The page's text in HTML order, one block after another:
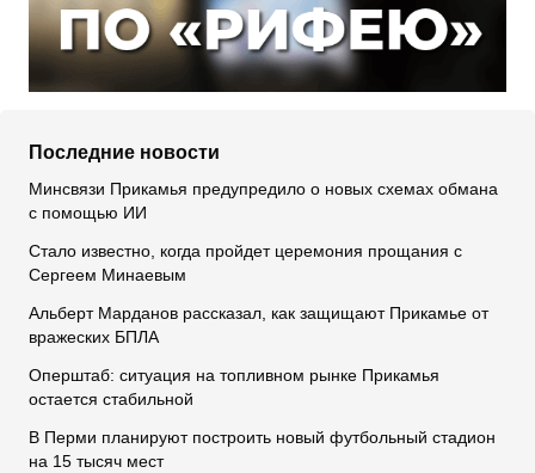
Последние новости
Минсвязи Прикамья предупредило о новых схемах обмана
с помощью ИИ
Стало известно, когда пройдет церемония прощания с
Сергеем Минаевым
Альберт Марданов рассказал, как защищают Прикамье от
вражеских БПЛА
Оперштаб: ситуация на топливном рынке Прикамья
остается стабильной
В Перми планируют построить новый футбольный стадион
на 15 тысяч мест